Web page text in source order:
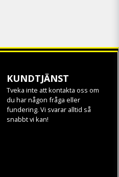
KUNDTJÄNST
Tveka inte att kontakta oss om
du har någon fråga eller
fundering. Vi svarar alltid så
snabbt vi kan!